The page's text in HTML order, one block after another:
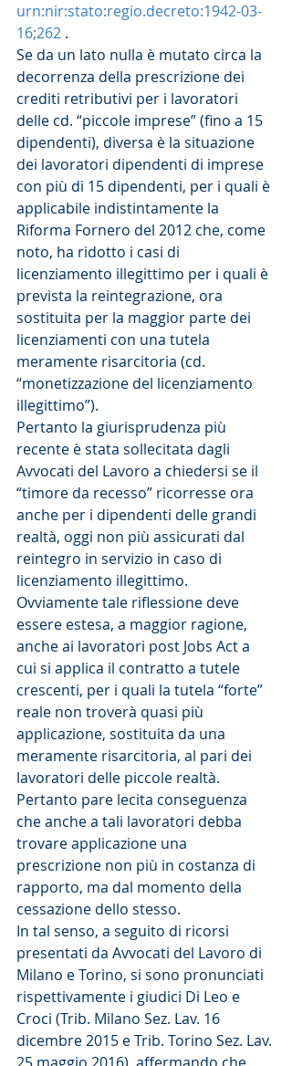
urn:nir:stato:regio.decreto:1942-03-
16;262 .
Se da un lato nulla è mutato circa la
decorrenza della prescrizione dei
crediti retributivi per i lavoratori
delle cd. “piccole imprese” (fino a 15
dipendenti), diversa è la situazione
dei lavoratori dipendenti di imprese
con più di 15 dipendenti, per i quali è
applicabile indistintamente la
Riforma Fornero del 2012 che, come
noto, ha ridotto i casi di
licenziamento illegittimo per i quali è
prevista la reintegrazione, ora
sostituita per la maggior parte dei
licenziamenti con una tutela
meramente risarcitoria (cd.
“monetizzazione del licenziamento
illegittimo”).
Pertanto la giurisprudenza più
recente è stata sollecitata dagli
Avvocati del Lavoro a chiedersi se il
“timore da recesso” ricorresse ora
anche per i dipendenti delle grandi
realtà, oggi non più assicurati dal
reintegro in servizio in caso di
licenziamento illegittimo.
Ovviamente tale riflessione deve
essere estesa, a maggior ragione,
anche ai lavoratori post Jobs Act a
cui si applica il contratto a tutele
crescenti, per i quali la tutela “forte”
reale non troverà quasi più
applicazione, sostituita da una
meramente risarcitoria, al pari dei
lavoratori delle piccole realtà.
Pertanto pare lecita conseguenza
che anche a tali lavoratori debba
trovare applicazione una
prescrizione non più in costanza di
rapporto, ma dal momento della
cessazione dello stesso.
In tal senso, a seguito di ricorsi
presentati da Avvocati del Lavoro di
Milano e Torino, si sono pronunciati
rispettivamente i giudici Di Leo e
Croci (Trib. Milano Sez. Lav. 16
dicembre 2015 e Trib. Torino Sez. Lav.